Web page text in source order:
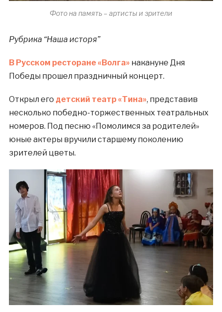
Фото на память – артисты и зрители
Рубрика “Наша исторя”
В Русском ресторане «Волга» накануне Дня
Победы прошел праздничный концерт.
Открыл его детский театр «Тина», представив
несколько победно-торжественных театральных
номеров. Под песню «Помолимся за родителей»
юные актеры вручили старшему поколению
зрителей цветы.